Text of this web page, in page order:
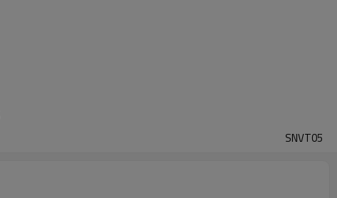
SNVT05